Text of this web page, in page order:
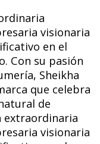
visionaria
en el
Con su pasión
Sheikha
que celebra
de
extraordinaria
visionaria